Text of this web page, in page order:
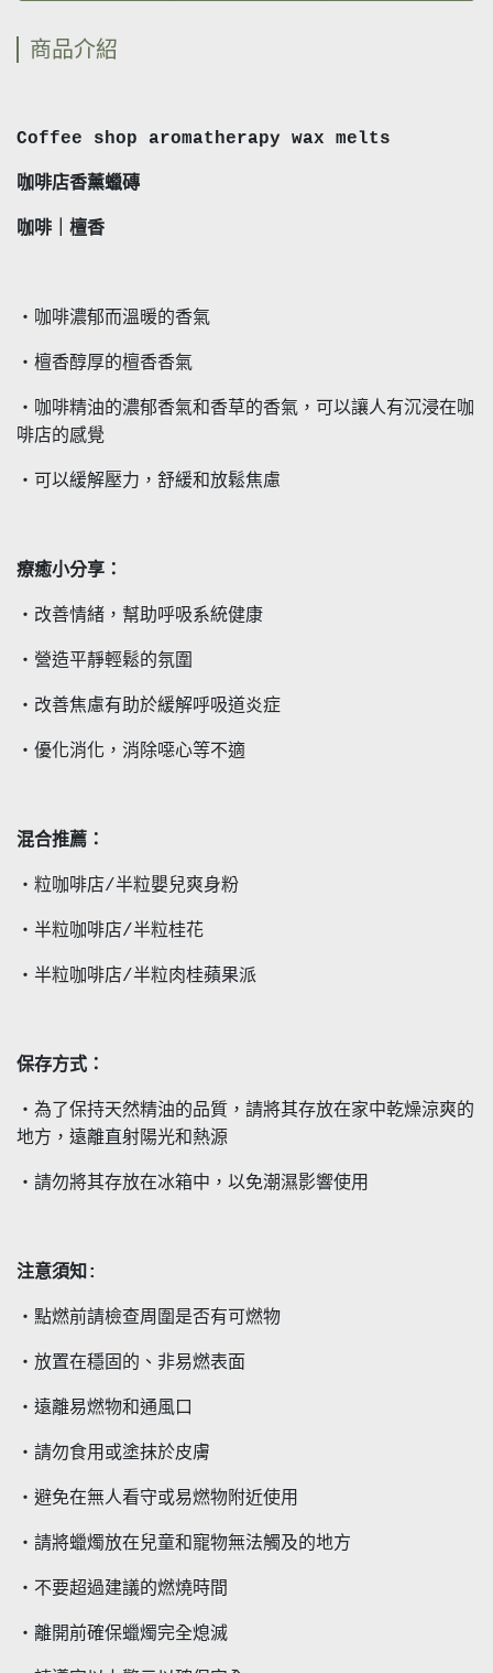
商品介紹
Coffee shop aromatherapy wax melts
咖啡店香薰蠟磚
咖啡｜檀香
・咖啡濃郁而溫暖的香氣
・檀香醇厚的檀香香氣
・咖啡精油的濃郁香氣和香草的香氣，可以讓人有沉浸在咖
啡店的感覺
・可以緩解壓力，舒緩和放鬆焦慮
療癒小分享：
・改善情緒，幫助呼吸系統健康
・營造平靜輕鬆的氛圍
・改善焦慮有助於緩解呼吸道炎症
・優化消化，消除噁心等不適
混合推薦：
・粒咖啡店/半粒嬰兒爽身粉
・半粒咖啡店/半粒桂花
・半粒咖啡店/半粒肉桂蘋果派
保存方式：
・為了保持天然精油的品質，請將其存放在家中乾燥涼爽的
地方，遠離直射陽光和熱源
・請勿將其存放在冰箱中，以免潮濕影響使用
注意須知:
・點燃前請檢查周圍是否有可燃物
・放置在穩固的、非易燃表面
・遠離易燃物和通風口
・請勿食用或塗抹於皮膚
・避免在無人看守或易燃物附近使用
・請將蠟燭放在兒童和寵物無法觸及的地方
・不要超過建議的燃燒時間
・離開前確保蠟燭完全熄滅